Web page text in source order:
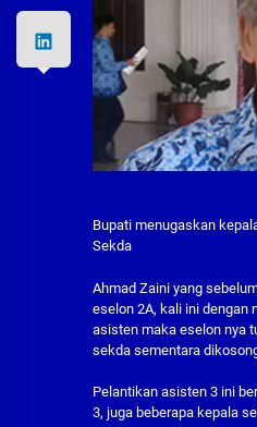
Bupati menugaskan
Sekda
Ahmad Zaini yang
eselon 2A, kali ini dengan
asisten maka eselon nya
sekda sementara
Pelantikan asisten 3 ini
3, juga beberapa kepala